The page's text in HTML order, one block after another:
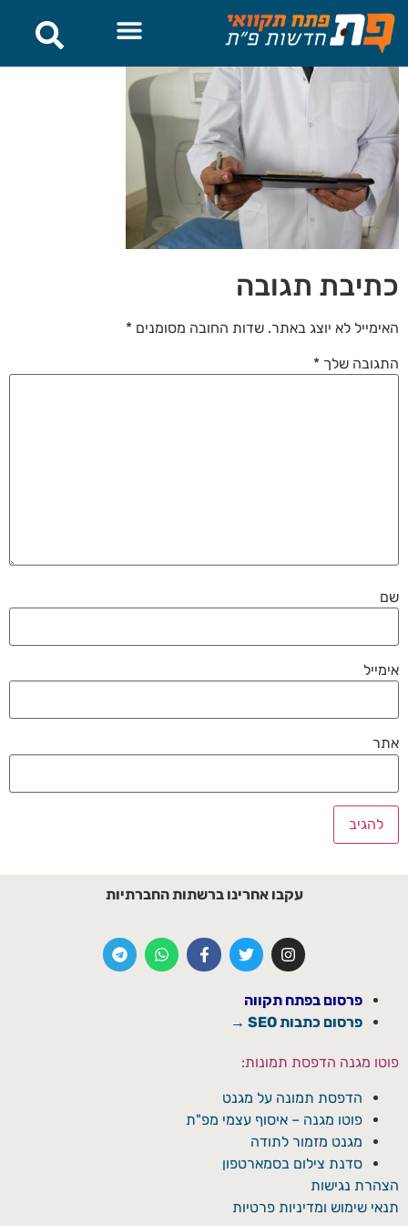
לתוכן
כתיבת תגובה
האימייל לא יוצג באתר. שדות החובה מסומנים *
התגובה שלך *
שם
אימייל
אתר
עקבו אחרינו ברשתות החברתיות
פרסום בפתח תקווה
פרסום כתבות SEO →
פוטו מגנה הדפסת תמונות:
הדפסת תמונה על מגנט
פוטו מגנה – איסוף עצמי מפ"ת
מגנט מזמור לתודה
סדנת צילום בסמארטפון
הצהרת נגישות
תנאי שימוש ומדיניות פרטיות